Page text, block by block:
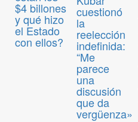
$4 billones
y qué hizo
el Estado
con ellos?
cuestionó
la
reelección
indefinida:
“Me
parece
una
discusión
que da
vergüenza»